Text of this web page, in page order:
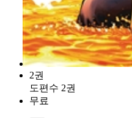
2권
도편수 2권
무료